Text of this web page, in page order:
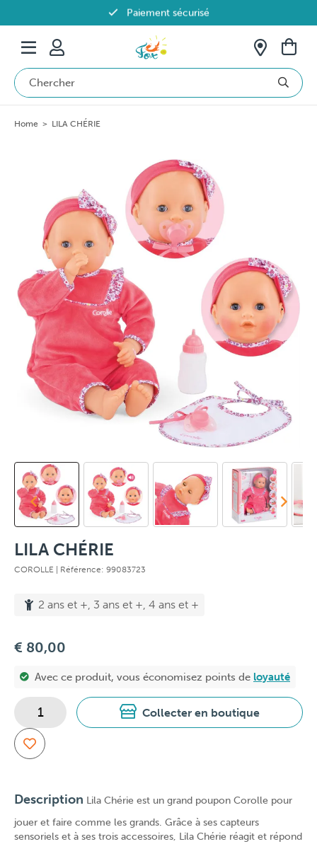
Paiement sécurisé
Livraison offerte dès 69€ en Belgique
Home > LILA CHÉRIE
LILA CHÉRIE
COROLLE | Référence: 99083723
2 ans et +, 3 ans et +, 4 ans et +
€ 80,00
Avec ce produit, vous économisez points de loyauté
Collecter en boutique
Description Lila Chérie est un grand poupon Corolle pour
jouer et faire comme les grands. Grâce à ses capteurs
sensoriels et à ses trois accessoires, Lila Chérie réagit et répond